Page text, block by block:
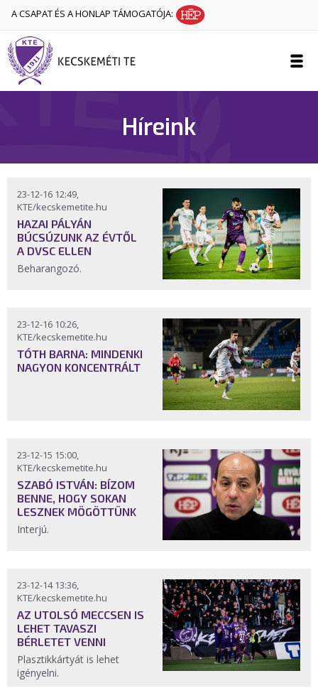
A CSAPAT ÉS A HONLAP TÁMOGATÓJA:
Híreink
23-12-16 12:49,
KTE/kecskemetite.hu
HAZAI PÁLYÁN
BÚCSÚZUNK AZ ÉVTŐL
A DVSC ELLEN
Beharangozó.
23-12-16 10:26,
KTE/kecskemetite.hu
TÓTH BARNA: MINDENKI
NAGYON KONCENTRÁLT
23-12-15 15:00,
KTE/kecskemetite.hu
SZABÓ ISTVÁN: BÍZOM
BENNE, HOGY SOKAN
LESZNEK MÖGÖTTÜNK
Interjú.
23-12-14 13:36,
KTE/kecskemetite.hu
AZ UTOLSÓ MECCSEN IS
LEHET TAVASZI
BÉRLETET VENNI
Plasztikkártyát is lehet
igényelni.